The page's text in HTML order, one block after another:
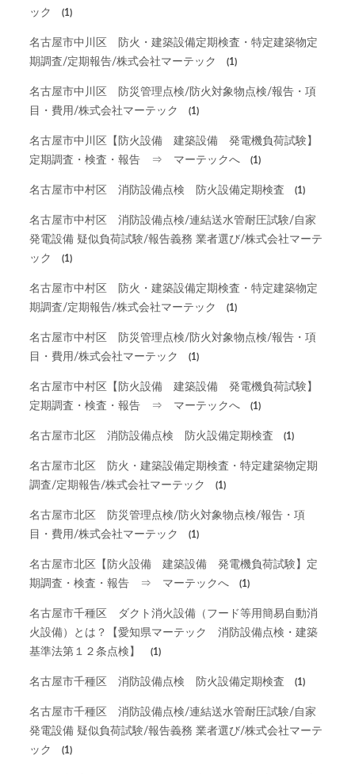
ック
(1)
名古屋市中川区 防火・建築設備定期検査・特定建築物定
期調査/定期報告/株式会社マーテック
(1)
名古屋市中川区 防災管理点検/防火対象物点検/報告・項
目・費用/株式会社マーテック
(1)
名古屋市中川区【防火設備 建築設備 発電機負荷試験】
定期調査・検査・報告 ⇒ マーテックへ
(1)
名古屋市中村区 消防設備点検 防火設備定期検査 (1)
名古屋市中村区 消防設備点検/連結送水管耐圧試験/自家
発電設備 疑似負荷試験/報告義務 業者選び/株式会社マーテ
ック
(1)
名古屋市中村区 防火・建築設備定期検査・特定建築物定
期調査/定期報告/株式会社マーテック
(1)
名古屋市中村区 防災管理点検/防火対象物点検/報告・項
目・費用/株式会社マーテック
(1)
名古屋市中村区【防火設備 建築設備 発電機負荷試験】
定期調査・検査・報告 ⇒ マーテックへ
(1)
名古屋市北区 消防設備点検 防火設備定期検査 (1)
名古屋市北区 防火・建築設備定期検査・特定建築物定期
調査/定期報告/株式会社マーテック
(1)
名古屋市北区 防災管理点検/防火対象物点検/報告・項
目・費用/株式会社マーテック
(1)
名古屋市北区【防火設備 建築設備 発電機負荷試験】定
期調査・検査・報告 ⇒ マーテックへ
(1)
名古屋市千種区 ダクト消火設備（フード等用簡易自動消
火設備）とは？【愛知県マーテック 消防設備点検・建築
基準法第１２条点検】
(1)
名古屋市千種区 消防設備点検 防火設備定期検査 (1)
名古屋市千種区 消防設備点検/連結送水管耐圧試験/自家
発電設備 疑似負荷試験/報告義務 業者選び/株式会社マーテ
ック
(1)